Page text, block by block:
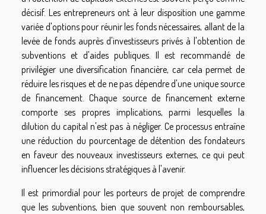
décisif. Les entrepreneurs ont à leur disposition une gamme
variée d'options pour réunir les fonds nécessaires, allant de la
levée de fonds auprès d'investisseurs privés à l'obtention de
subventions et d'aides publiques. Il est recommandé de
privilégier une diversification financière, car cela permet de
réduire les risques et de ne pas dépendre d'une unique source
de financement. Chaque source de financement externe
comporte ses propres implications, parmi lesquelles la
dilution du capital n'est pas à négliger. Ce processus entraîne
une réduction du pourcentage de détention des fondateurs
en faveur des nouveaux investisseurs externes, ce qui peut
influencer les décisions stratégiques à l'avenir.
Il est primordial pour les porteurs de projet de comprendre
que les subventions, bien que souvent non remboursables,